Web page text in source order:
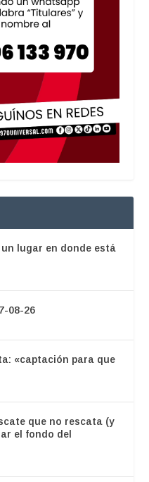
un lugar en donde está
08-26
«captación para que
que no rescata (y
el fondo del